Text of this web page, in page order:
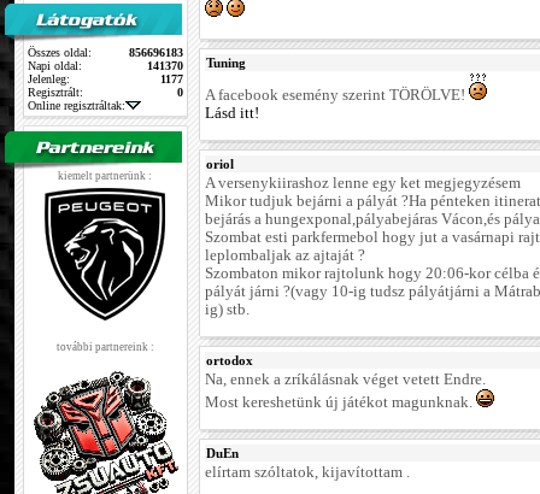
Összes oldal:
856696183
Napi oldal:
141370
Jelenleg:
1177
Regisztrált:
0
Online regisztráltak:
kiemelt partnerünk :
további partnereink :
Tuning
A facebook esemény szerint TÖRÖLVE!
Lásd itt!
oriol
A versenykiirashoz lenne egy ket megjegyzésem
Mikor tudjuk bejárni a pályát ?Ha pénteken
bejárás a hungexponal,pályabejáras Vácon,és
Szombat esti parkfermebol hogy jut a vasárnapi
leplombaljak az ajtaját ?
Szombaton mikor rajtolunk hogy 20:06-kor célba
pályát járni ?(vagy 10-ig tudsz pályátjárni a
ig) stb.
ortodox
Na, ennek a zríkálásnak véget vetett Endre.
Most kereshetünk új játékot magunknak.
DuEn
elírtam szóltatok, kijavítottam .